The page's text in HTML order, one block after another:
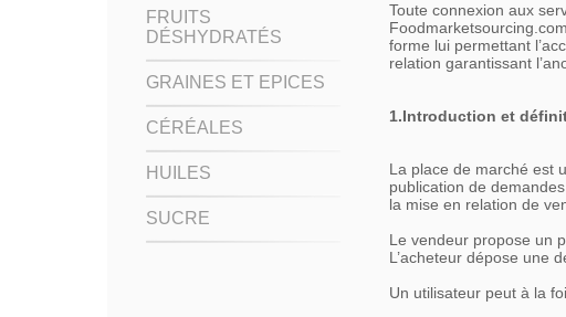
FRUITS
DÉSHYDRATÉS
GRAINES ET EPICES
CÉRÉALES
HUILES
SUCRE
Toute connexion aux
forme lui permettant
relation garantissant
1.Introduction et
La place de marché est
publication de
la mise en relation de
Le vendeur propose un
L’acheteur dépose une
Un utilisateur peut à la